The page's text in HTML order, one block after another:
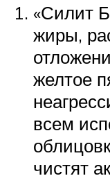
«Силит
жиры,
желтое
всем
чистят